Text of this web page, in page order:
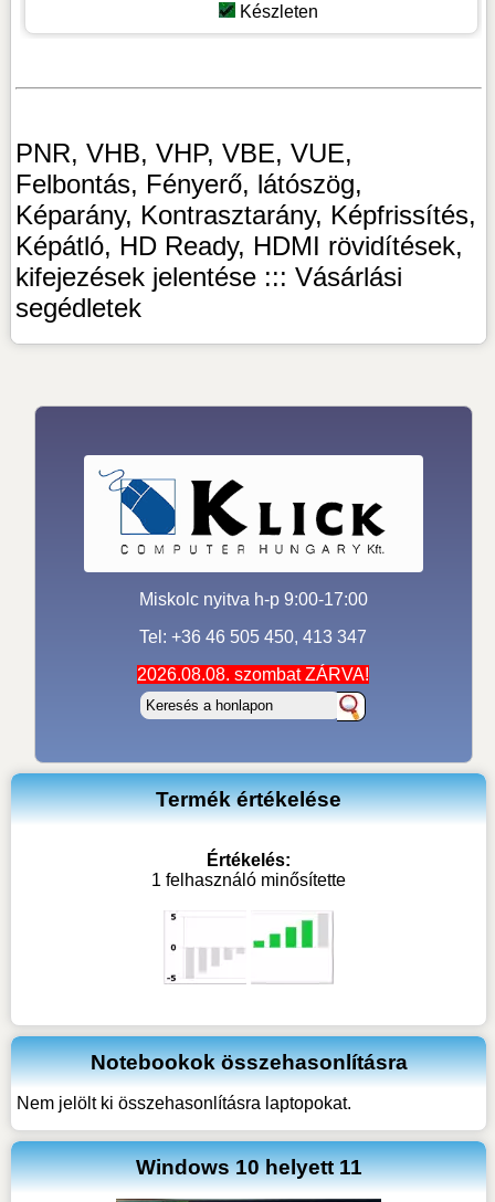
Készleten
PNR, VHB, VHP, VBE, VUE,
Felbontás, Fényerő, látószög,
Képarány, Kontrasztarány, Képfrissítés,
Képátló, HD Ready, HDMI rövidítések,
kifejezések jelentése ::: Vásárlási
segédletek
Miskolc nyitva h-p 9:00-17:00
Tel: +36 46 505 450, 413 347
2026.08.08. szombat ZÁRVA!
Termék értékelése
Értékelés:
1 felhasználó minősítette
Notebookok összehasonlításra
Nem jelölt ki összehasonlításra laptopokat.
Windows 10 helyett 11